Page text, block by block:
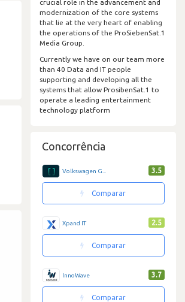
crucial role in the advancement and
modernization of the core systems
that lie at the very heart of enabling
the operations of the ProSiebenSat.1
Media Group.
Currently we have on our team more
than 40 Data and IT people
supporting and developing all the
systems that allow ProsibenSat.1 to
operate a leading entertainment
technology platform
Concorrência
Volkswagen G... 3.5
Comparar
Xpand IT 2.5
Comparar
InnoWave 3.7
Comparar